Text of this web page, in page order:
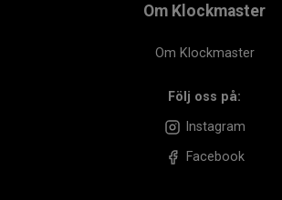
Om Klockmaster
Om Klockmaster
Följ oss på:
Instagram
Facebook